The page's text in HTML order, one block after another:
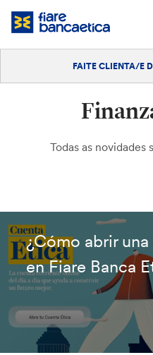
Saltar
FAITE CLIENTA/E
Todas as novidades
¿Cómo abrir
en Fiare Banca